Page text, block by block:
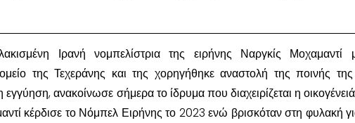
Ιρανή νομπελίστρια της ειρήνης Ναργκίς Μοχαμαντί
της Τεχεράνης και της χορηγήθηκε αναστολή της ποινής
εγγύηση, ανακοίνωσε σήμερα το ίδρυμα που διαχειρίζεται η
κέρδισε το Νόμπελ Ειρήνης το 2023 ενώ βρισκόταν στη φυλακή